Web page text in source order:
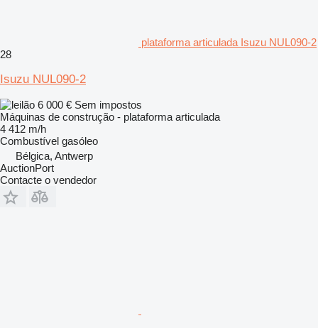
plataforma articulada Isuzu NUL090-2
28
Isuzu NUL090-2
6 000 € Sem impostos
Máquinas de construção - plataforma articulada
4 412 m/h
Combustível gasóleo
Bélgica, Antwerp
AuctionPort
Contacte o vendedor